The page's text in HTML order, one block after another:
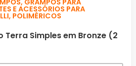
E ACESSÓRIOS PARA
, POLIMÉRICOS
Terra Simples em Bronze (2